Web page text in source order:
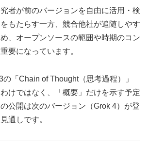
者が前のバージョンを自由に活用・検
もたらす一方、競合他社が追随しやす
、オープンソースの範囲や時期のコン
要になっています。
の「Chain of Thought（思考過程）」
けではなく、「概要」だけを示す予定
公開は次のバージョン（Grok 4）が登
通しです。